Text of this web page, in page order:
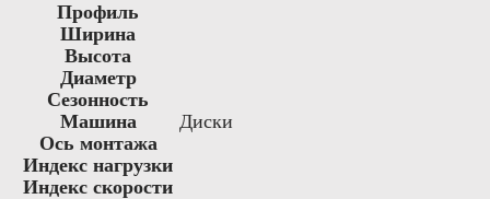
Профиль
Ширина
Высота
Диаметр
Сезонность
Машина
Диски
Ось монтажа
Индекс нагрузки
Индекс скорости